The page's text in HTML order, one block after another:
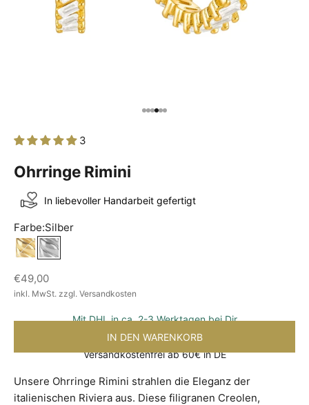
Gehe zu Element 1
Gehe zu Element 2
Gehe zu Element 3
Gehe zu Element 4
Gehe zu Element 5
Gehe zu Element 6
3
Ohrringe Rimini
In liebevoller Handarbeit gefertigt
Farbe:Silber
GoldSilber
Angebot
€49,00
inkl. MwSt. zzgl. Versandkosten
Mit DHL in ca. 2-3 Werktagen bei Dir
IN DEN WARENKORB
Versandkostenfrei ab 60€ in DE
Unsere Ohrringe Rimini strahlen die Eleganz der
italienischen Riviera aus. Diese filigranen Creolen,